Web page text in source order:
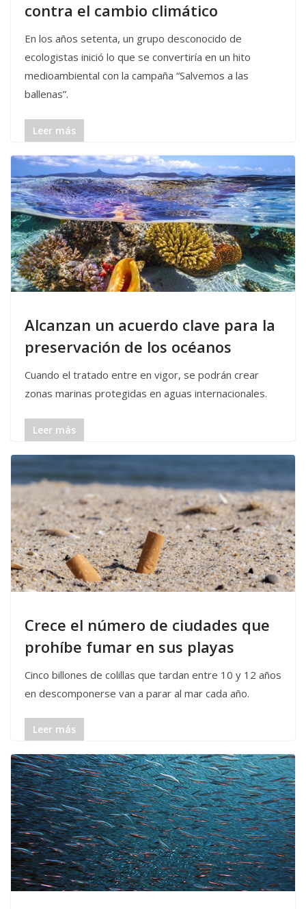
contra el cambio climático
En los años setenta, un grupo desconocido de
ecologistas inició lo que se convertiría en un hito
medioambiental con la campaña “Salvemos a las
ballenas”.
Leer más
Alcanzan un acuerdo clave para la
preservación de los océanos
Cuando el tratado entre en vigor, se podrán crear
zonas marinas protegidas en aguas internacionales.
Leer más
Crece el número de ciudades que
prohíbe fumar en sus playas
Cinco billones de colillas que tardan entre 10 y 12 años
en descomponerse van a parar al mar cada año.
Leer más